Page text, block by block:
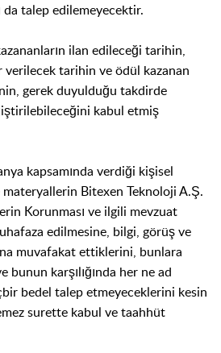
da talep edilemeyecektir.
ilan edileceği tarihin,
verilecek tarihin ve ödül kazanan
gerek duyulduğu takdirde
kabul etmiş
kapsamında verdiği kişisel
Bitexen Teknoloji A.Ş.
Korunması ve ilgili mevzuat
edilmesine, bilgi, görüş ve
muvafakat ettiklerini, bunlara
karşılığında her ne ad
bedel talep etmeyeceklerini kesin
surette kabul ve taahhüt